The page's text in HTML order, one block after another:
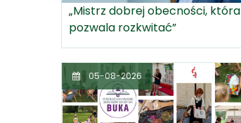
„Mistrz dobrej obecności, która
pozwala rozkwitać”
05-08-2026